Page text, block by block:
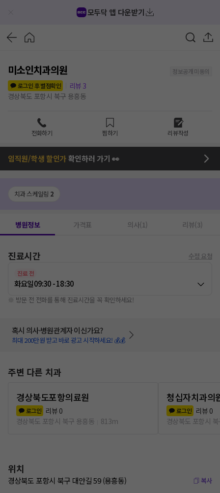
모두닥 앱 다운받기
미소인치과의원
정보공개 미동의
로그인 후 별점확인
리뷰 3
경상북도 포항시 북구 용흥동
전화하기 찜하기 리뷰작성
임직원/학생 할인가확인하러 가기 👀
치과 스케일링 2
병원정보 가격표 의사(1) 리뷰(3)
진료시간 수정 요청
진료 전
화요일09:30 - 18:30
※ 방문 전 전화를 통해 진료시간을 꼭 확인하세요!
혹시 의사·병원관계자 이신가요?
최대 200만원 받고 바로 광고 시작하세요! 💰💰
주변 다른 치과
경상북도포항의료원
로그인 리뷰 0
경상북도 포항시 북구 용흥동
813m
청십자치과의
로그인 리뷰 0
경상북도 포항시
위치
경상북도 포항시 북구 대안길 59 (용흥동) 복사